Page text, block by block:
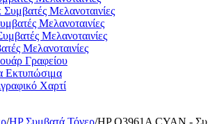
Μελανοταινίες
Μελανοταινίες
Μελανοταινίες
Μελανοταινίες
Γραφείου
Εκτυπώσιμα
Χαρτί
/HP Συμβατά Τόνερ/HP Q3961A CYAN -